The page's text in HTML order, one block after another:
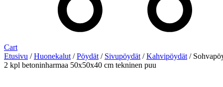
Cart
Etusivu /Huonekalut /Pöydät / Sivupöydät /Kahvipöydät /
2 kpl betoninharmaa 50x50x40 cm tekninen puu